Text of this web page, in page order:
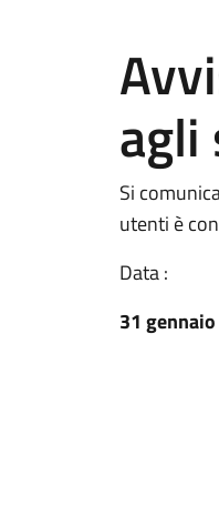
Si
utenti è
Data :
31